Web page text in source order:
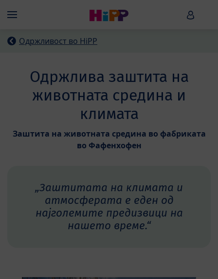
Menü HiPP
Одржливост во HiPP
Одржлива заштита на
животната средина и
климата
Заштита на животната средина во фабриката
во Фафенхофен
„Заштитата на климата и
атмосферата е еден од
најголемите предизвици на
нашето време.“